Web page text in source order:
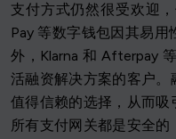
支付方式仍然很受欢迎
Pay 等数字钱包因其易
外，Klarna 和 Afterpay
活融资解决方案的客户。
值得信赖的选择，从而
所有支付网关都是安全